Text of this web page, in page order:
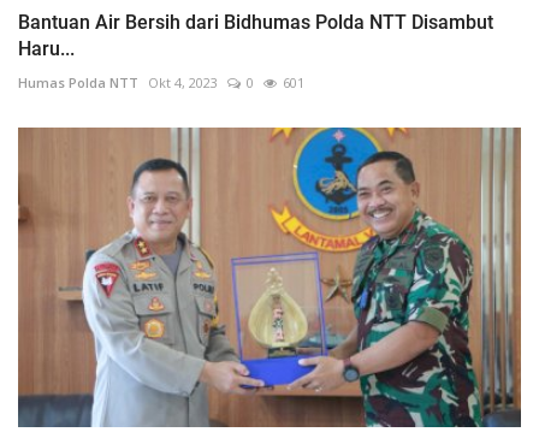
Bantuan Air Bersih dari Bidhumas Polda NTT Disambut
Haru...
Humas Polda NTT Okt 4, 2023 0 601